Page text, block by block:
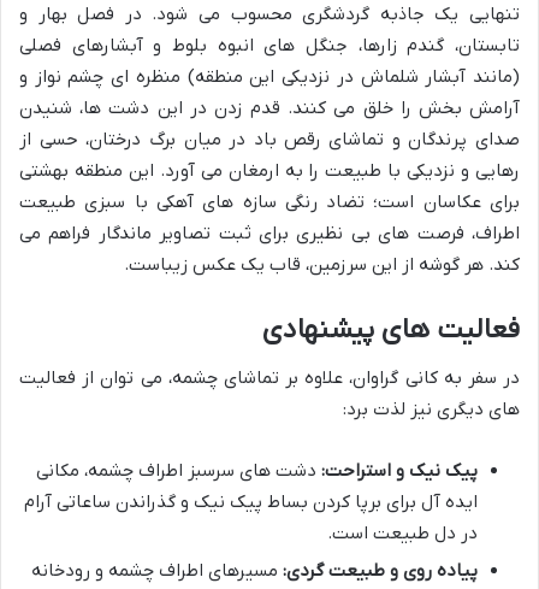
تنهایی یک جاذبه گردشگری محسوب می شود. در فصل بهار و
تابستان، گندم زارها، جنگل های انبوه بلوط و آبشارهای فصلی
(مانند آبشار شلماش در نزدیکی این منطقه) منظره ای چشم نواز و
آرامش بخش را خلق می کنند. قدم زدن در این دشت ها، شنیدن
صدای پرندگان و تماشای رقص باد در میان برگ درختان، حسی از
رهایی و نزدیکی با طبیعت را به ارمغان می آورد. این منطقه بهشتی
برای عکاسان است؛ تضاد رنگی سازه های آهکی با سبزی طبیعت
اطراف، فرصت های بی نظیری برای ثبت تصاویر ماندگار فراهم می
کند. هر گوشه از این سرزمین، قاب یک عکس زیباست.
فعالیت های پیشنهادی
در سفر به کانی گراوان، علاوه بر تماشای چشمه، می توان از فعالیت
های دیگری نیز لذت برد:
پیک نیک و استراحت: دشت های سرسبز اطراف چشمه، مکانی
ایده آل برای برپا کردن بساط پیک نیک و گذراندن ساعاتی آرام
در دل طبیعت است.
پیاده روی و طبیعت گردی: مسیرهای اطراف چشمه و رودخانه